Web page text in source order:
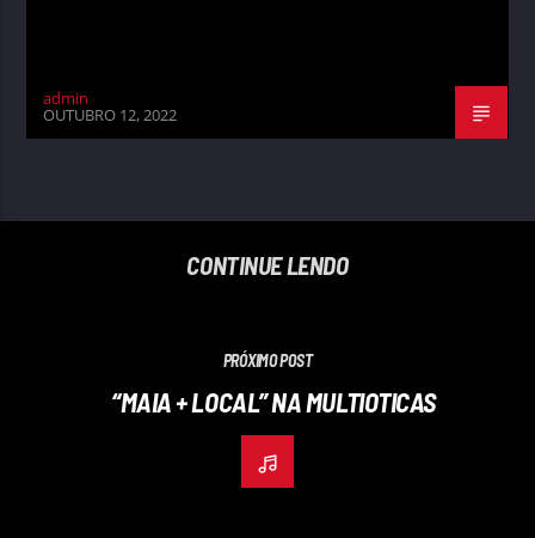
admin
OUTUBRO 12, 2022
CONTINUE LENDO
PRÓXIMO POST
“MAIA + LOCAL” NA MULTIOTICAS